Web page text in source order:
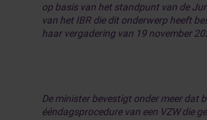
op basis van het standpunt van de
van het IBR die dit onderwerp heeft
haar vergadering van 19 november
De minister bevestigt onder meer dat
ééndagsprocedure van een VZW die